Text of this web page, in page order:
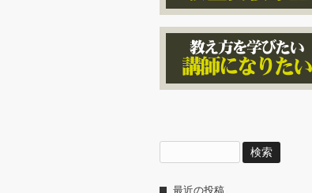
索:
最近の投稿